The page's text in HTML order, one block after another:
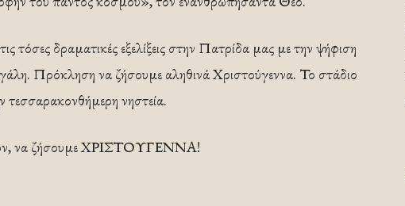
τόσες δραματικές εξελίξεις στην Πατρίδα μας με την ψήφιση
Πρόκληση να ζήσουμε αληθινά Χριστούγεννα. Το στάδιο
τεσσαρακονθήμερη νηστεία.
να ζήσουμε ΧΡΙΣΤΟΥΓΕΝΝΑ!